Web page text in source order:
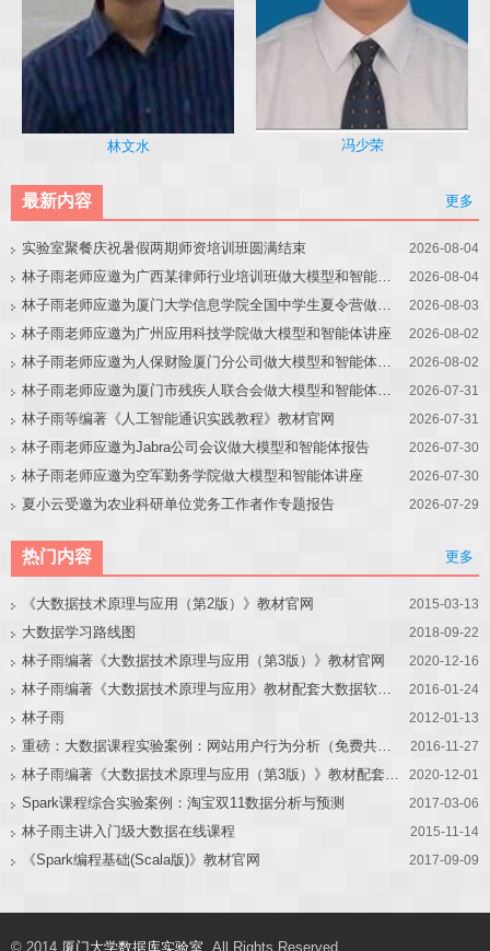
林文水 冯少荣
最新内容 更多
实验室聚餐庆祝暑假两期师资培训班圆满结束 2026-08-04
2026-08-04
2026-08-03
林子雨老师应邀为广州应用科技学院做大模型和智能体讲座 2026-08-02
2026-08-02
2026-07-31
林子雨等编著《人工智能通识实践教程》教材官网 2026-07-31
林子雨老师应邀为Jabra公司会议做大模型和智能体报告 2026-07-30
林子雨老师应邀为空军勤务学院做大模型和智能体讲座 2026-07-30
夏小云受邀为农业科研单位党务工作者作专题报告 2026-07-29
热门内容 更多
《大数据技术原理与应用（第2版）》教材官网 2015-03-13
大数据学习路线图 2018-09-22
林子雨编著《大数据技术原理与应用（第3版）》教材官网 2020-12-16
2016-01-24
林子雨 2012-01-13
2016-11-27
2020-12-01
Spark课程综合实验案例：淘宝双11数据分析与预测 2017-03-06
林子雨主讲入门级大数据在线课程 2015-11-14
《Spark编程基础(Scala版)》教材官网 2017-09-09
© 2014 厦门大学数据库实验室 , All Rights Reserved.